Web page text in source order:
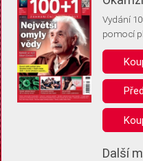
Pro základní fungování webu
(tzv. cookies apod.). Rádi
uložením volitelných informací:
Anonymní unikátní ID
Díky němu příště poznáme, že
Identifikátor je zcela anonymní.
Vydání
pomocí
Další